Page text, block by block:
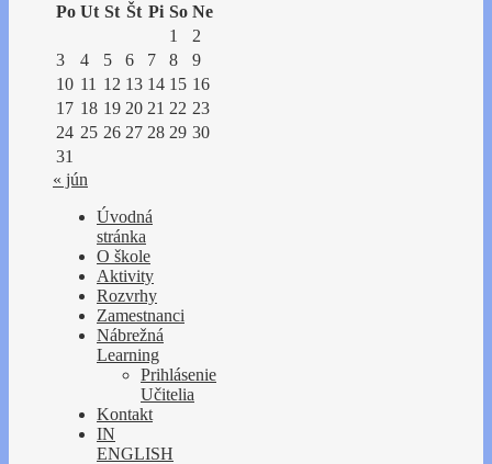
Po Ut St Št Pi So Ne
1
2
3
4 5 6 7 8
9
10 11 12 13 14 15 16
17 18 19 20 21 22 23
24 25 26 27 28 29 30
31
« jún
Úvodná
stránka
O škole
Aktivity
Rozvrhy
Zamestnanci
Nábrežná
Learning
Prihlásenie
Učitelia
Kontakt
IN
ENGLISH